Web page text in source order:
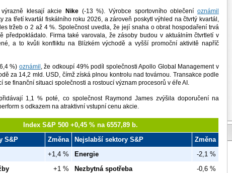
klesají akcie Nike (-13 %). Výrobce sportovního oblečení oznámil
za třetí kvartál fiskálního roku 2026, a zároveň poskytl výhled na čtvrtý kvartál,
tržeb o 2 až 4 %. Společnost uvedla, že její snaha o obrat hospodaření trvá
předpokládalo. Firma také varovala, že zásoby budou v aktuálním čtvrtletí v
a to kvůli konfliktu na Blízkém východě a vyšší promoční aktivitě napříč
%) oznámil , že odkoupí 49% podíl společnosti Apollo Global Management v
za 14,2 mld. USD, čímž získá plnou kontrolu nad továrnou. Transakce podle
se finanční situaci společnosti a rostoucí význam procesorů v éře AI.
1,1 % poté, co společnost Raymond James zvýšila doporučení na
s odkazem na atraktivní vstupní cenu akcie.
Index S&P 500 +0,45 % na 6557,89 b.
S&P
Změna Nejslabší sektory S&P
Změna
+1,4 % Energie
-2,1 %
+1 % Nezbytná spotřeba
-0,6 %